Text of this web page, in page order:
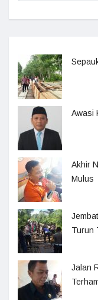
Awasi
Akhir
Mulus
Turun
Jalan